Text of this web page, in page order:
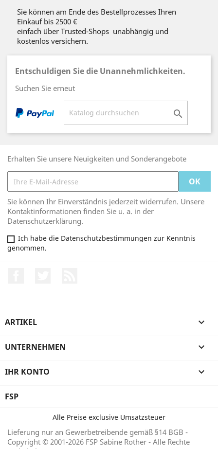
Sie können am Ende des Bestellprozesses Ihren
Einkauf bis 2500 €
einfach über Trusted-Shops unabhängig und
kostenlos versichern.
Entschuldigen Sie die Unannehmlichkeiten.
Suchen Sie erneut

Erhalten Sie unsere Neuigkeiten und Sonderangebote
Sie können Ihr Einverständnis jederzeit widerrufen. Unsere
Kontaktinformationen finden Sie u. a. in der
Datenschutzerklärung.
Ich habe die Datenschutzbestimmungen zur Kenntnis
genommen.
ARTIKEL 
UNTERNEHMEN 
IHR KONTO 
FSP
Alle Preise exclusive Umsatzsteuer
Lieferung nur an Gewerbetreibende gemäß §14 BGB -
Copyright © 2001-2026 FSP Sabine Rother - Alle Rechte